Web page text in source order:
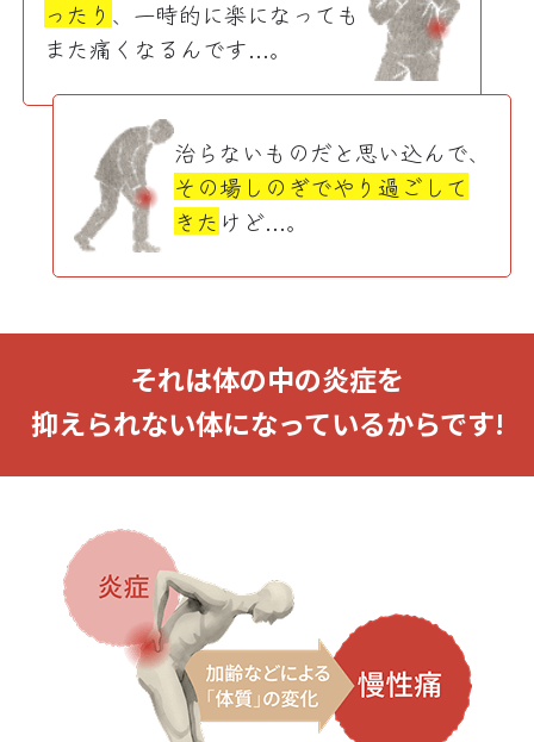
ったり 、一時的に楽になっても
また痛くなるんです…。
治らないものだと思い込んで、
その場しのぎでやり過ごして
きた けど…。
それは体の中の炎症を
抑えられない体になっているからです!